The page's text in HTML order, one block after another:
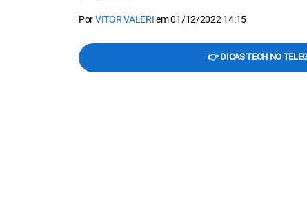
PorVITOR VALERIem01/12/2022 14:15
👉 DICAS TECH NO